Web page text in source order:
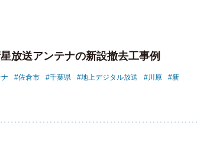
放送アンテナの新設撤去工事例
佐倉市 千葉県 地上デジタル放送 川原
新